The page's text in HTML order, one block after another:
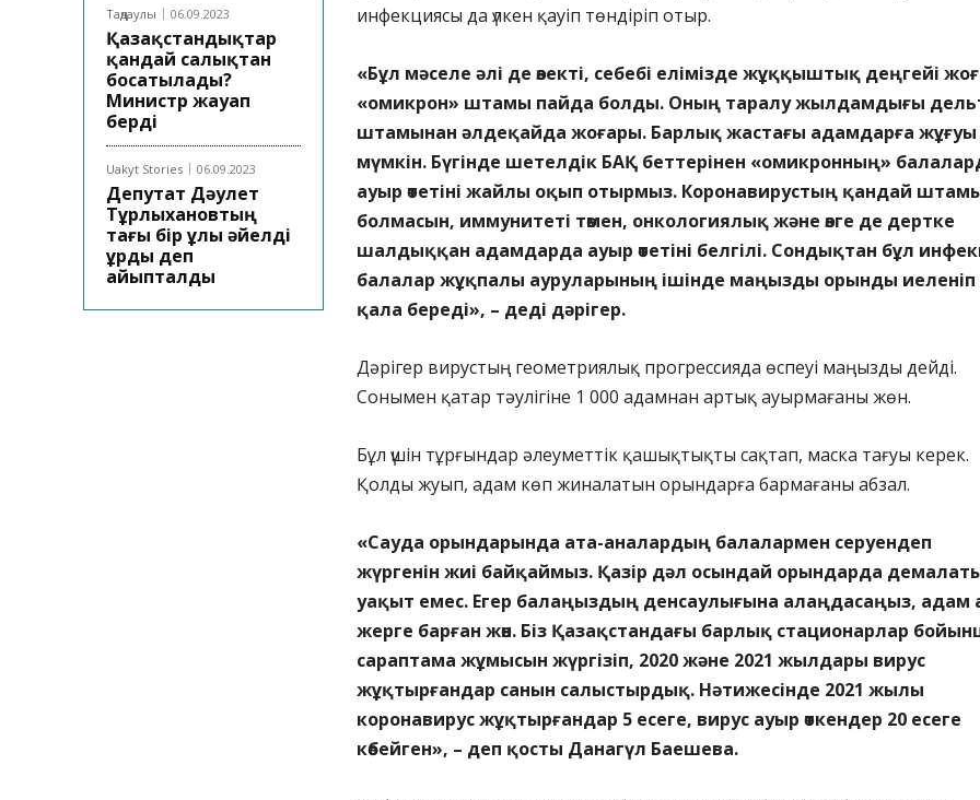
Таңдаулы 06.09.2023
Қазақстандықтар
қандай салықтан
босатылады?
Министр жауап
берді
Uakyt Stories 06.09.2023
Депутат Дәулет
Тұрлыхановтың
тағы бір ұлы әйелді
ұрды деп
айыпталды
инфекциясы да үлкен қауіп төндіріп отыр.
«Бұл мәселе әлі де өзекті, себебі елімізде жұққыштық деңгейі
«омикрон» штамы пайда болды. Оның таралу жылдамдығы
штамынан әлдеқайда жоғары. Барлық жастағы адамдарға жұғуы
мүмкін. Бүгінде шетелдік БАҚ беттерінен «омикронның»
ауыр өтетіні жайлы оқып отырмыз. Коронавирустың қандай
болмасын, иммунитеті төмен, онкологиялық және өзге де дертке
шалдыққан адамдарда ауыр өтетіні белгілі. Сондықтан бұл
балалар жұқпалы ауруларының ішінде маңызды орынды иеленіп
қала береді», – деді дәрігер.
Дәрігер вирустың геометриялық прогрессияда өспеуі маңызды дейді.
Сонымен қатар тәулігіне 1 000 адамнан артық ауырмағаны жөн.
Бұл үшін тұрғындар әлеуметтік қашықтықты сақтап, маска тағуы керек.
Қолды жуып, адам көп жиналатын орындарға бармағаны абзал.
«Сауда орындарында ата-аналардың балалармен серуендеп
жүргенін жиі байқаймыз. Қазір дәл осындай орындарда
уақыт емес. Егер балаңыздың денсаулығына алаңдасаңыз, адам
жерге барған жөн. Біз Қазақстандағы барлық стационарлар
сараптама жұмысын жүргізіп, 2020 және 2021 жылдары вирус
жұқтырғандар санын салыстырдық. Нәтижесінде 2021 жылы
коронавирус жұқтырғандар 5 есеге, вирус ауыр өткендер 20 есеге
көбейген», – деп қосты Данагүл Баешева.